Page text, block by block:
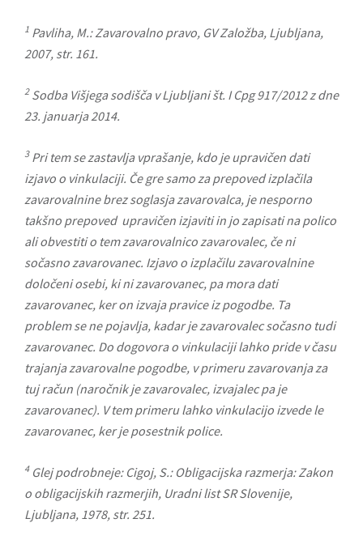
1 Pavliha, M.: Zavarovalno pravo, GV Založba, Ljubljana,
2007, str. 161.
2Sodba Višjega sodišča v Ljubljani št. I Cpg 917/2012 z dne
23. januarja 2014.
3Pri tem se zastavlja vprašanje, kdo je upravičen dati
izjavo o vinkulaciji. Če gre samo za prepoved izplačila
zavarovalnine brez soglasja zavarovalca, je nesporno
takšno prepoved upravičen izjaviti in jo zapisati na polico
ali obvestiti o tem zavarovalnico zavarovalec, če ni
sočasno zavarovanec. Izjavo o izplačilu zavarovalnine
določeni osebi, ki ni zavarovanec, pa mora dati
zavarovanec, ker on izvaja pravice iz pogodbe. Ta
problem se ne pojavlja, kadar je zavarovalec sočasno tudi
zavarovanec. Do dogovora o vinkulaciji lahko pride v času
trajanja zavarovalne pogodbe, v primeru zavarovanja za
tuj račun (naročnik je zavarovalec, izvajalec pa je
zavarovanec). V tem primeru lahko vinkulacijo izvede le
zavarovanec, ker je posestnik police.
4Glej podrobneje: Cigoj, S.: Obligacijska razmerja: Zakon
o obligacijskih razmerjih, Uradni list SR Slovenije,
Ljubljana, 1978, str. 251.